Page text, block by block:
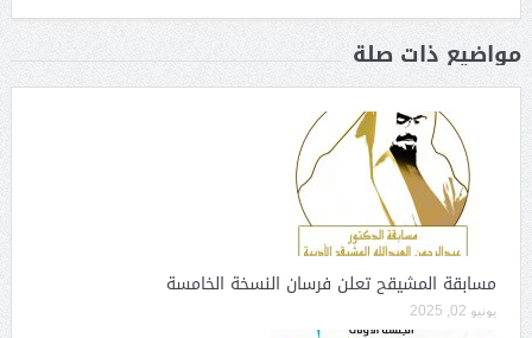
مواضيع ذات صلة
مسابقة المشيقح تعلن فرسان النسخة الخامسة
يونيو 02, 2025